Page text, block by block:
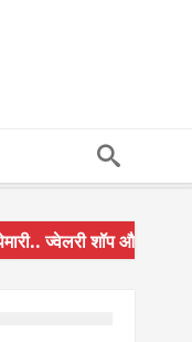
शॉप और गन हाउस पर
थी नौकरी.. जानिए पूरा